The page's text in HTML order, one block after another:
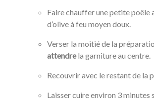
Faire chauffer une petite poêle
d’olive à feu moyen doux.
Verser la moitié de la
attendrela garniture au centre.
Recouvrir avec le restant de la
Laisser cuire environ 3 minutes